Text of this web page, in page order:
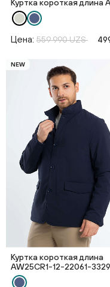
Куртка короткая длина
Цена: 559 990 UZS
NEW
Куртка короткая длина
AW25CR1-12-22061-